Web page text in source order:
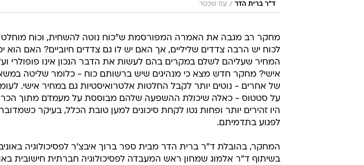
ד"ר ברית הדר / עוז שכטר
מחקר רב מגבה את האמרה המפורסמת ש"כוח נוטה להשחית, וכוח מוחלט
לכוח יש הרבה צדדים שליליים, אך האם יש לו גם צדדים חיוביים? האם הוא
המחיר שעליהם לשלם במקרים בהם לעשות את הדבר הנכון אינו פופולרי
אישי? מחקר חדש מצא כי מנהיגים שיש ברשותם כוח - כלומר שליטה
של אחרים - נוטים יותר לקבל החלטות אלטרואיסטיות גם במחיר אישי.
על סטטוס - כאלה שיכולת ההשפעה שלהם מבוססת על מעמדם מתוך
היו זהירים יותר ופחות נטו לקחת סיכונים למען טובת הכלל, בעיקר
לפגוע בתדמיתם.
המחקר, בהובלת ד"ר ברית הדר מבית ספר ברוך איבצ'ר לפסיכולוגיה
בשיתוף ד"ר אלמוג שמחון ראש המעבדה לפסיכולוגיה חברתית חישובית